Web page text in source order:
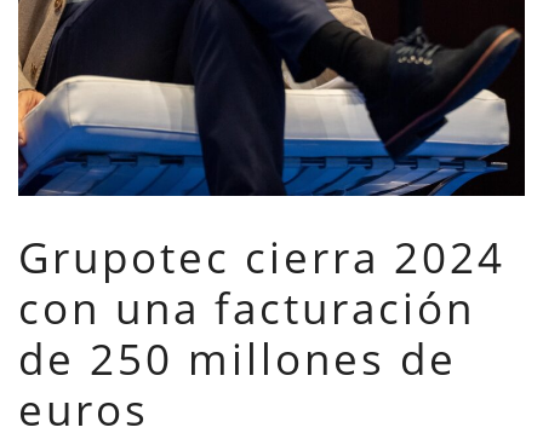
Grupotec cierra 2024
con una facturación
de 250 millones de
euros